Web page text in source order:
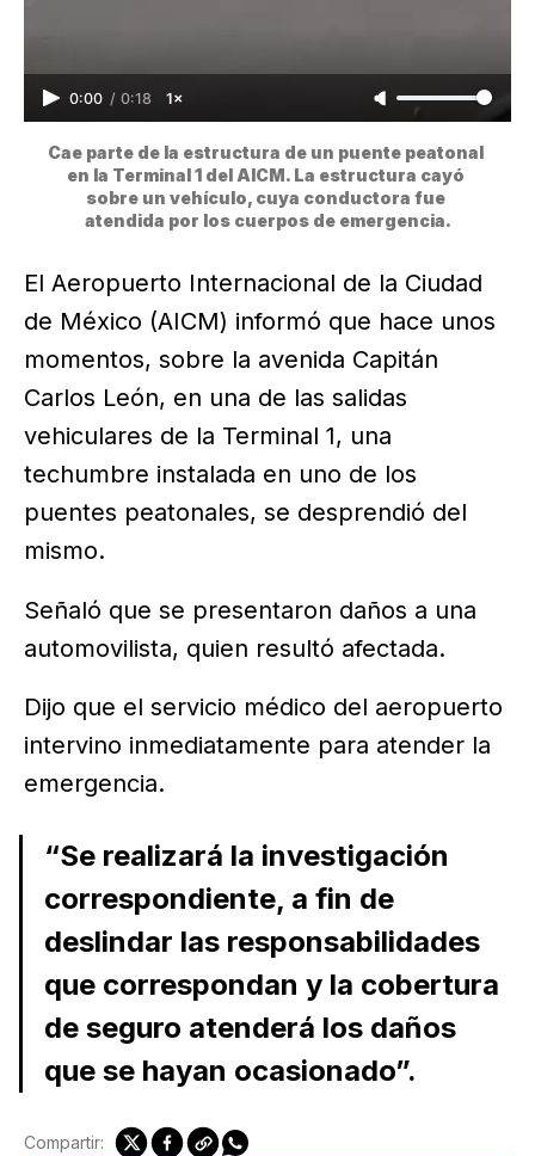
0:00 / 0:18 1×
Cae parte de la estructura de un puente peatonal
en la Terminal 1 del AICM. ​La estructura cayó
sobre un vehículo, cuya conductora fue
atendida por los cuerpos de emergencia.
El Aeropuerto Internacional de la Ciudad
de México (AICM) informó que hace unos
momentos, sobre la avenida Capitán
Carlos León, en una de las salidas
vehiculares de la Terminal 1, una
techumbre instalada en uno de los
puentes peatonales, se desprendió del
mismo.
Señaló que se presentaron daños a una
automovilista, quien resultó afectada.
Dijo que el servicio médico del aeropuerto
intervino inmediatamente para atender la
emergencia.
“Se realizará la investigación
correspondiente, a fin de
deslindar las responsabilidades
que correspondan y la cobertura
de seguro atenderá los daños
que se hayan ocasionado”.
Compartir: